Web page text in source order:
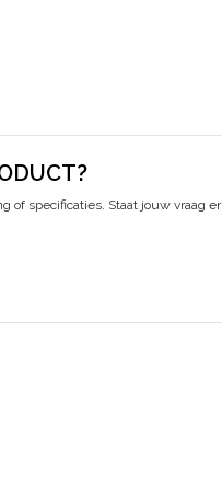
of specificaties. Staat jouw vraag er